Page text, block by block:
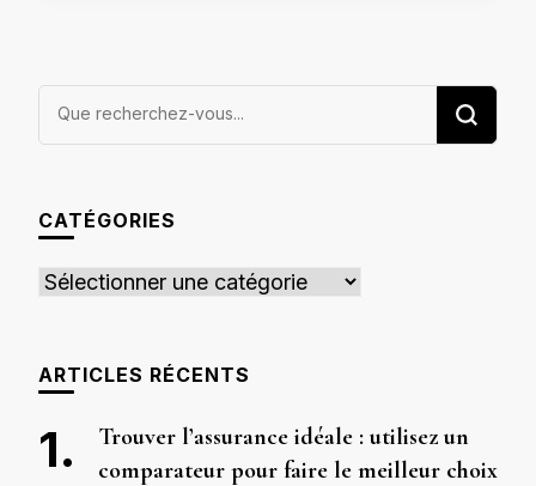
Vous
CATÉGORIES
Catégories
ARTICLES RÉCENTS
Trouver l’assurance idéale : utilisez un
comparateur pour faire le meilleur choix